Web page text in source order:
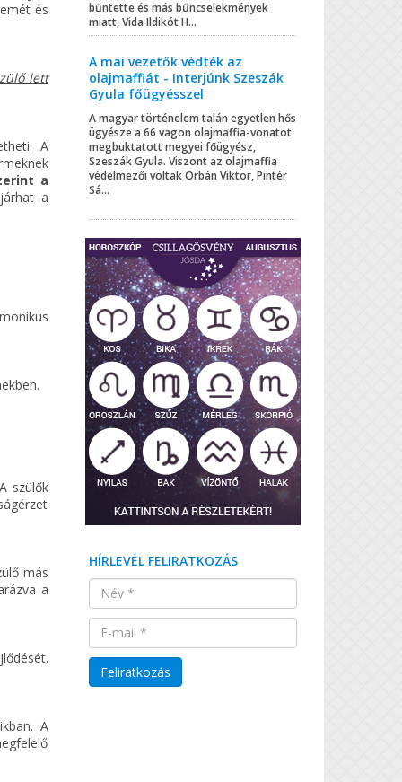
és
lett
A
a
a
szülők
más
a
A
bűntette és más bűncselekmények
miatt, Vida Ildikót H...
A mai vezetők védték az
olajmaffiát - Interjúnk Szeszák
Gyula főügyésszel
A magyar történelem talán egyetlen hős
ügyésze a 66 vagon olajmaffia-vonatot
megbuktatott megyei főügyész,
Szeszák Gyula. Viszont az olajmaffia
védelmezői voltak Orbán Viktor, Pintér
Sá...
HÍRLEVÉL FELIRATKOZÁS